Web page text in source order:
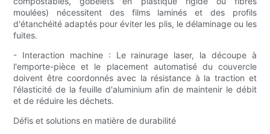
moulées) nécessitent des films laminés et des profils
d'étanchéité adaptés pour éviter les plis, le délaminage ou les
fuites.
- Interaction machine : Le rainurage laser, la découpe à
l'emporte-pièce et le placement automatisé du couvercle
doivent être coordonnés avec la résistance à la traction et
l'élasticité de la feuille d'aluminium afin de maintenir le débit
et de réduire les déchets.
Défis et solutions en matière de durabilité